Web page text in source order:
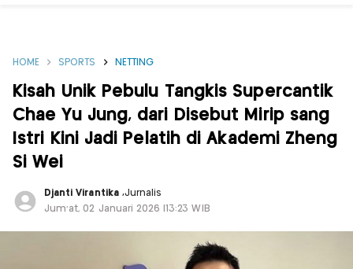
HOME SPORTS NETTING
Kisah Unik Pebulu Tangkis Supercantik
Chae Yu Jung, dari Disebut Mirip sang
Istri Kini Jadi Pelatih di Akademi Zheng
Si Wei
Djanti Virantika ,Jurnalis
Jum'at, 02 Januari 2026 |13:23 WIB